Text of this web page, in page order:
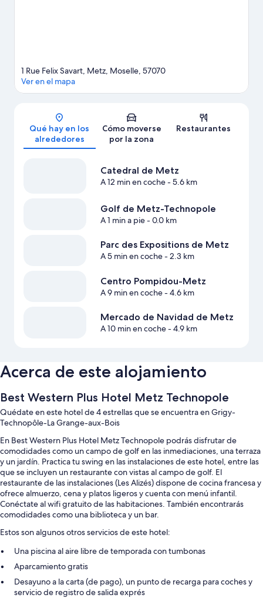
Mapa
1 Rue Felix Savart, Metz, Moselle, 57070
Ver en el mapa
Qué hay en los
alrededores
Cómo moverse
por la zona
Restaurantes
Catedral de Metz
A 12 min en coche- 5.6 km
Golf de Metz-Technopole
A 1 min a pie- 0.0 km
Parc des Expositions de Metz
A 5 min en coche- 2.3 km
Centro Pompidou-Metz
A 9 min en coche- 4.6 km
Mercado de Navidad de Metz
A 10 min en coche- 4.9 km
Acerca de este alojamiento
Best Western Plus Hotel Metz Technopole
Quédate en este hotel de 4 estrellas que se encuentra en Grigy-
Technopôle-La Grange-aux-Bois
En Best Western Plus Hotel Metz Technopole podrás disfrutar de
comodidades como un campo de golf en las inmediaciones, una terraza
y un jardín. Practica tu swing en las instalaciones de este hotel, entre las
que se incluyen un restaurante con vistas al campo de golf. El
restaurante de las instalaciones (Les Alizés) dispone de cocina francesa y
ofrece almuerzo, cena y platos ligeros y cuenta con menú infantil.
Conéctate al wifi gratuito de las habitaciones. También encontrarás
comodidades como una biblioteca y un bar.
Estos son algunos otros servicios de este hotel:
Una piscina al aire libre de temporada con tumbonas
Aparcamiento gratis
Desayuno a la carta (de pago), un punto de recarga para coches y
servicio de registro de salida exprés